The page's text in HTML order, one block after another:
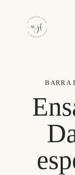
BARRA